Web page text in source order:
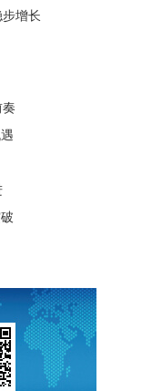
持续推进
增长